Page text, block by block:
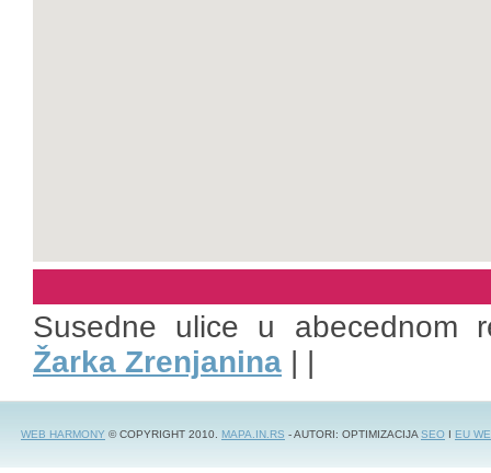
Susedne ulice u abecednom
Žarka Zrenjanina | |
WEB HARMONY © COPYRIGHT 2010. MAPA.IN.RS - AUTORI: OPTIMIZACIJASEO I EU